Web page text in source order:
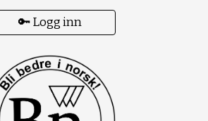
🔑 Logg inn